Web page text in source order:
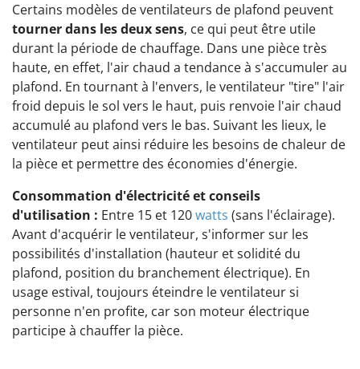
Certains modèles de ventilateurs de plafond peuvent
tourner dans les deux sens, ce qui peut être utile
durant la période de chauffage. Dans une pièce très
haute, en effet, l'air chaud a tendance à s'accumuler au
plafond. En tournant à l'envers, le ventilateur "tire" l'air
froid depuis le sol vers le haut, puis renvoie l'air chaud
accumulé au plafond vers le bas. Suivant les lieux, le
ventilateur peut ainsi réduire les besoins de chaleur de
la pièce et permettre des économies d'énergie.
Consommation d'électricité et conseils
d'utilisation : Entre 15 et 120watts (sans l'éclairage).
Avant d'acquérir le ventilateur, s'informer sur les
possibilités d'installation (hauteur et solidité du
plafond, position du branchement électrique). En
usage estival, toujours éteindre le ventilateur si
personne n'en profite, car son moteur électrique
participe à chauffer la pièce.